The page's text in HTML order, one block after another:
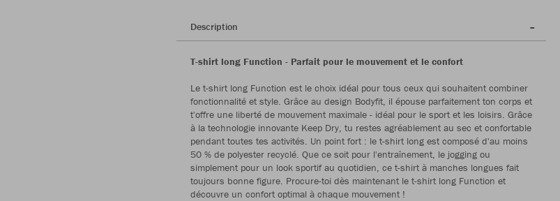
Description
T-shirt long Function - Parfait pour le mouvement et le confort
Le t-shirt long Function est le choix idéal pour tous ceux qui souhaitent combiner
fonctionnalité et style. Grâce au design Bodyfit, il épouse parfaitement ton corps et
t'offre une liberté de mouvement maximale - idéal pour le sport et les loisirs. Grâce
à la technologie innovante Keep Dry, tu restes agréablement au sec et confortable
pendant toutes tes activités. Un point fort : le t-shirt long est composé d'au moins
50 % de polyester recyclé. Que ce soit pour l'entraînement, le jogging ou
simplement pour un look sportif au quotidien, ce t-shirt à manches longues fait
toujours bonne figure. Procure-toi dès maintenant le t-shirt long Function et
découvre un confort optimal à chaque mouvement !